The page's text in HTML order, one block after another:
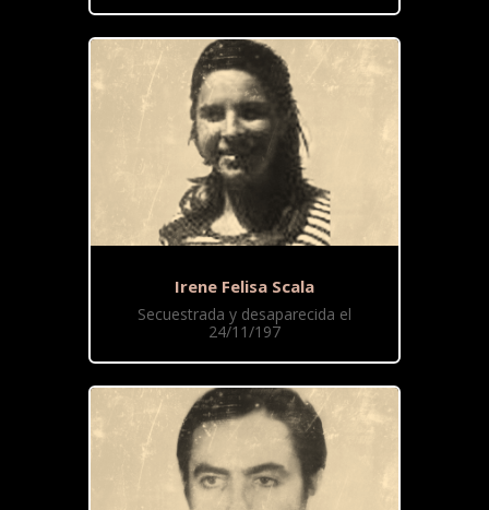
Irene Felisa Scala
Secuestrada y desaparecida el
24/11/197